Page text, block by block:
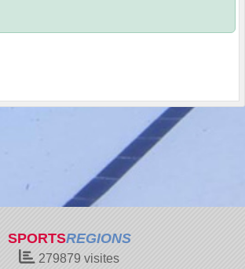
SPORTSREGIONS
279879 visites